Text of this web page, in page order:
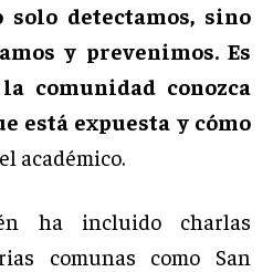
solo detectamos, sino
y prevenimos. Es
comunidad conozca
está expuesta y cómo
académico.
ha incluido charlas
comunas como San